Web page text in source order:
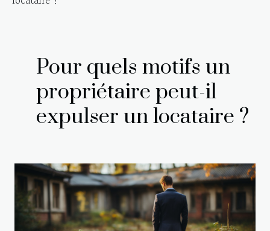
Pour quels motifs un
propriétaire peut-il
expulser un locataire ?